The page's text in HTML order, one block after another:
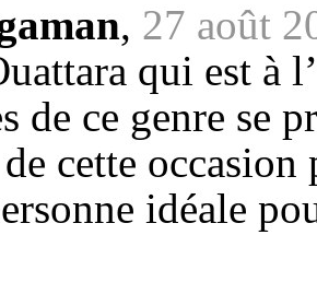
, 27 août
qui est à
de ce genre se
cette
idéale